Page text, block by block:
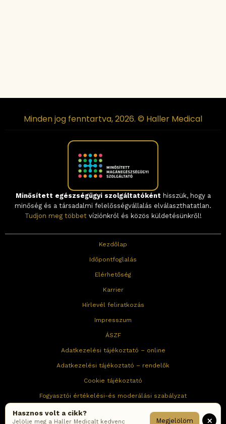
×
Hasznos volt a cikk?
Jelölje meg a Haller Medicalt kedvenc Megjelölöm
Minden jog fenntartva, 2026. © Haller Medical
Minősített egészségügyi szolgáltatóként hisszük, hogy a
minőség és a társadalmi felelősségvállalás elválaszthatatlan.
Tudjon meg többetvíziónkról és közös küldetésünkről!
Kezdőlap
Időpontfoglalás
Elérhetőség
Karrier
Hírlevél feliratkozás
Impresszum
ÁSZF
Adatkezelési tájékoztató – online
Adatkezelési tájékoztató – rendelők
Cookie tájékoztató
Fogyasztói értékelési-és moderálási szabályzat
Korábbi ÁSZF verziók